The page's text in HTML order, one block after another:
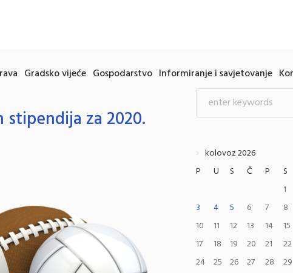
Gradsko vijeće Gospodarstvo Informiranje i savjetovanje
za 2020.
kolovoz 2026
P
U S Č P S
1
3
4 5 6 7 8
10
11 12 13 14 15
17
18 19 20 21 22
24
25 26 27 28 29